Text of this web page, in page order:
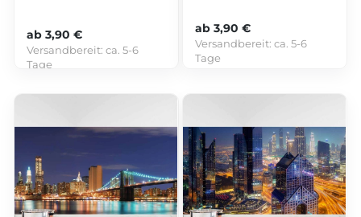
ab 3,90 €
Versandbereit:ca. 5-6
Tage
ab 3,90 €
Versandbereit:ca. 5-6
Tage